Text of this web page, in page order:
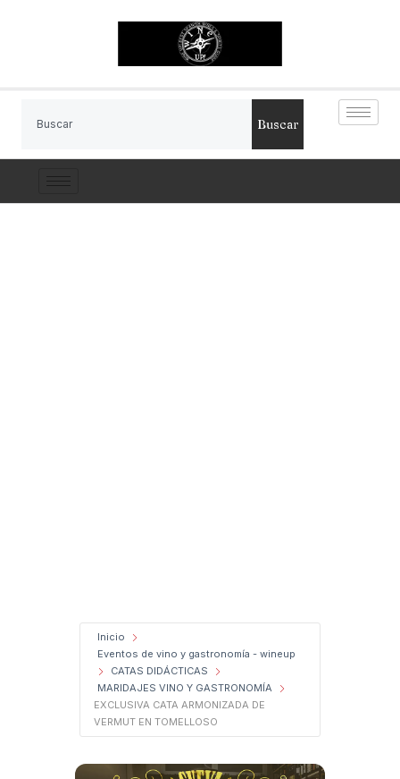
Buscar
Inicio
Eventos de vino y gastronomía - wineup
CATAS DIDÁCTICAS
MARIDAJES VINO Y GASTRONOMÍA
EXCLUSIVA CATA ARMONIZADA DE
VERMUT EN TOMELLOSO